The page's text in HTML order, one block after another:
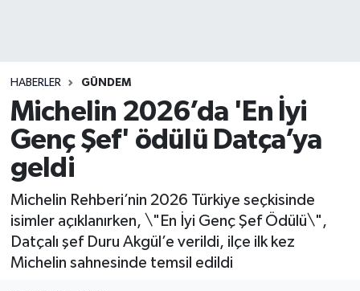
HABERLER GÜNDEM
Michelin 2026’da 'En İyi
Genç Şef' ödülü Datça’ya
geldi
Michelin Rehberi’nin 2026 Türkiye seçkisinde
isimler açıklanırken, \"En İyi Genç Şef Ödülü\",
Datçalı şef Duru Akgül’e verildi, ilçe ilk kez
Michelin sahnesinde temsil edildi
Süper Lig Puan Durumu ve Fikstür
Tüm Manşetler
Son Dakika Haberleri
Haber Arşivi